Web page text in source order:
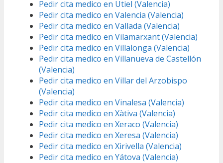
Pedir cita medico en Utiel (Valencia)
Pedir cita medico en Valencia (Valencia)
Pedir cita medico en Vallada (Valencia)
Pedir cita medico en Vilamarxant (Valencia)
Pedir cita medico en Villalonga (Valencia)
Pedir cita medico en Villanueva de Castellón
(Valencia)
Pedir cita medico en Villar del Arzobispo
(Valencia)
Pedir cita medico en Vinalesa (Valencia)
Pedir cita medico en Xàtiva (Valencia)
Pedir cita medico en Xeraco (Valencia)
Pedir cita medico en Xeresa (Valencia)
Pedir cita medico en Xirivella (Valencia)
Pedir cita medico en Yátova (Valencia)